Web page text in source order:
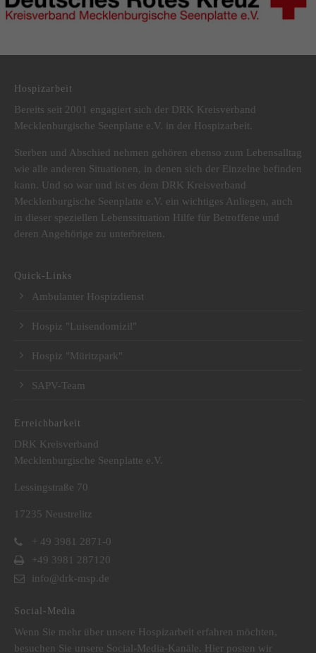
Hospizarbeit
Bereits seit 2001 engagiert sich der DRK Kreisverband
Mecklenburgische Seenplatte e.V. in der Hospizarbeit.
Sterben und Abschied nehmen gehören ebenso zum Lebensalltag
wie alle anderen Situationen, in denen sich der Einzelne befinden
kann. Und so war und ist es dem DRK Kreisverband
Mecklenburgische Seenplatte e.V. ein wichtiges Anliegen, auch
in dieser speziellen Lebenssituation Hilfe für Betroffene und
deren Angehörige zu unterbreiten.
Quick-Links
Ambulanter Hospizdienst
Hospiz "Luisendomizil"
Hospiz "Müritzpark"
SAPV-Team
Erreichbarkeit
DRK Kreisverband
Mecklenburgische Seenplatte e.V.
Lessingstraße 70
17235 Neustrelitz
+ 49 3981 2871-0
+49 3981 287120
info@drk-msp.de
Social-Media
Wenn Sie mehr über unsere Hospizarbeit erfahren möchten,
besuchen Sie unsere Social-Media-Kanäle. Hier posten wir